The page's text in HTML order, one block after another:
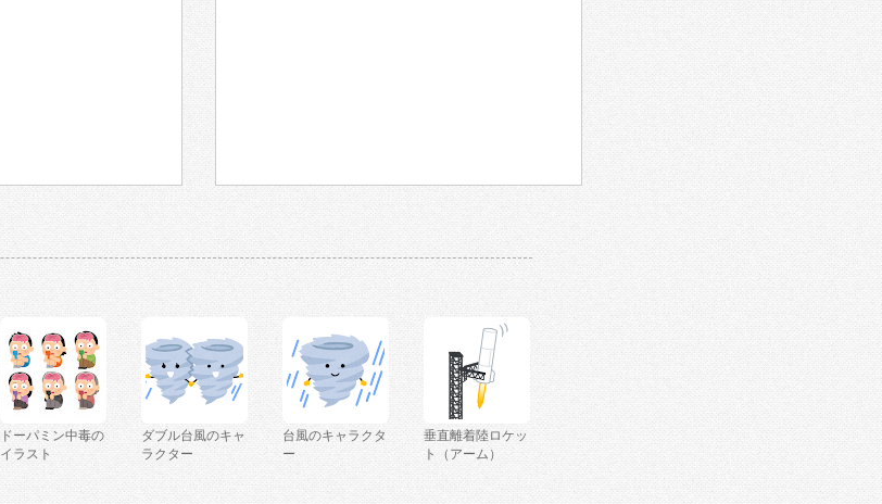
ドーパミン中毒の
イラスト
ダブル台風のキャ
ラクター
台風のキャラクタ
ー
垂直離着陸ロケッ
ト（アーム）